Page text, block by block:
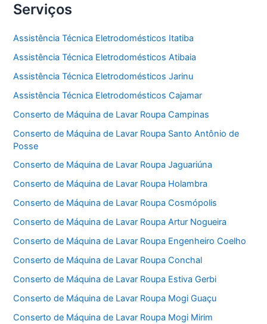
Serviços
Assistência Técnica Eletrodomésticos Itatiba
Assistência Técnica Eletrodomésticos Atibaia
Assistência Técnica Eletrodomésticos Jarinu
Assistência Técnica Eletrodomésticos Cajamar
Conserto de Máquina de Lavar Roupa Campinas
Conserto de Máquina de Lavar Roupa Santo Antônio de
Posse
Conserto de Máquina de Lavar Roupa Jaguariúna
Conserto de Máquina de Lavar Roupa Holambra
Conserto de Máquina de Lavar Roupa Cosmópolis
Conserto de Máquina de Lavar Roupa Artur Nogueira
Conserto de Máquina de Lavar Roupa Engenheiro Coelho
Conserto de Máquina de Lavar Roupa Conchal
Conserto de Máquina de Lavar Roupa Estiva Gerbi
Conserto de Máquina de Lavar Roupa Mogi Guaçu
Conserto de Máquina de Lavar Roupa Mogi Mirim